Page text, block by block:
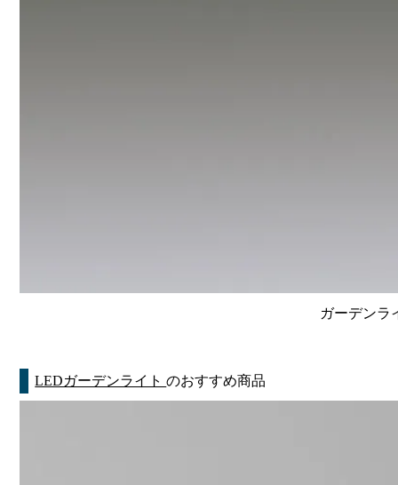
ガーデンラ
LEDガーデンライトのおすすめ商品